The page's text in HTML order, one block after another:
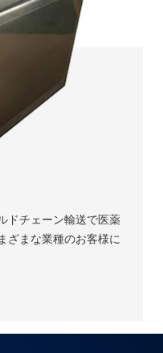
ドチェーン輸送で医薬
ざまな業種のお客様に